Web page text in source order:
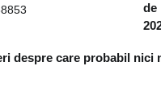
de
despre care probabil nici